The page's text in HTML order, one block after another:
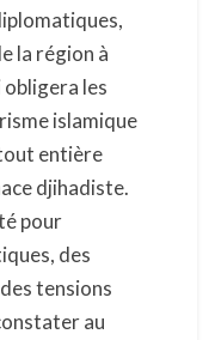
la région à
les
islamique
entière
djihadiste.
pour
des
tensions
au